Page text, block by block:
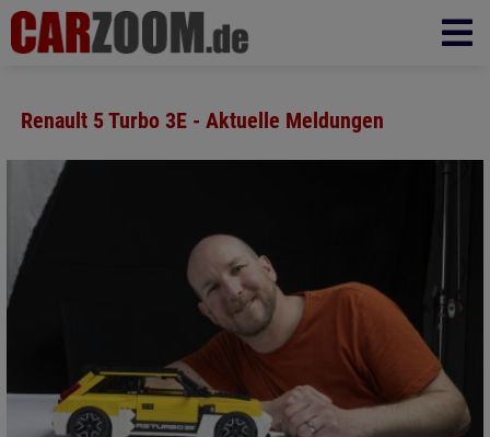
Renault 5 Turbo 3E - Aktuelle Meldungen